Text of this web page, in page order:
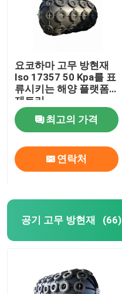
요코하마 고무 방현재
Iso 17357 50 Kpa를 표
류시키는 해양 플랫폼을
제트리
최고의 가격
연락처
공기 고무 방현재 (66)